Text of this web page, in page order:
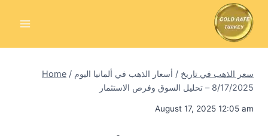
Home / سعر الذهب في تاريخ / أسعار الذهب في ألمانيا اليوم
8/17/2025 – تحليل السوق وفرص الاستثمار
August 17, 2025 12:05 am